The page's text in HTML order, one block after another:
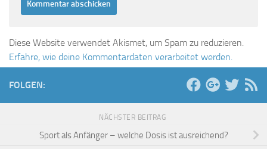
Diese Website verwendet Akismet, um Spam zu reduzieren.
Erfahre, wie deine Kommentardaten verarbeitet werden.
FOLGEN:
NÄCHSTER BEITRAG
Sport als Anfänger – welche Dosis ist ausreichend?